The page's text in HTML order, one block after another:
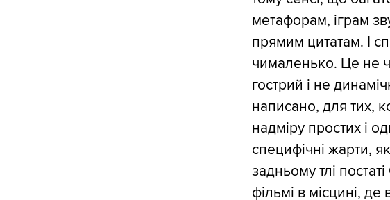
метафорам, іграм
прямим цитатам. І
чималенько. Це не
гострий і не
написано, для тих,
надміру простих і
специфічні жарти,
задньому тлі
фільмі в місцині, де